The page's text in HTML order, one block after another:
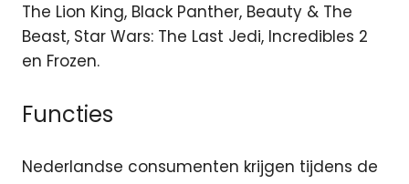
The Lion King, Black Panther, Beauty & The
Beast, Star Wars: The Last Jedi, Incredibles 2
en Frozen.
Functies
Nederlandse consumenten krijgen tijdens de